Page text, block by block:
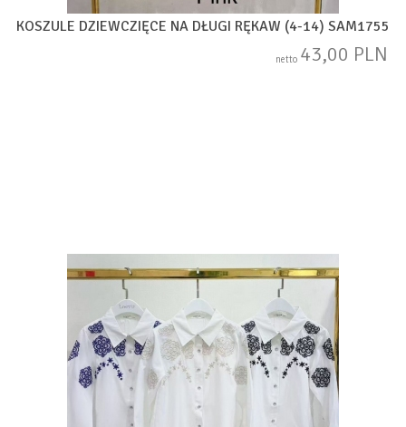
KOSZULE DZIEWCZIĘCE NA DŁUGI RĘKAW (4-14) SAM1755
netto 43,00 PLN